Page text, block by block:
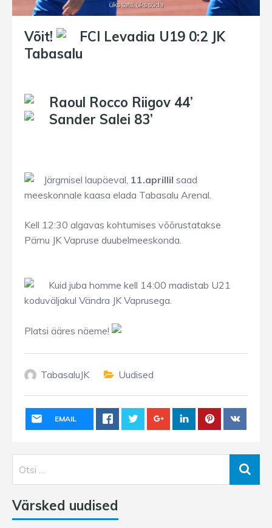
Võit!
FCI Levadia U19 0:2 JK
Tabasalu
Raoul Rocco Riigov 44’
Sander Salei 83’
Järgmisel laupäeval, 11.aprillil saad
meeskonnale kaasa elada Tabasalu Arenal.
Kell 12:30 algavas kohtumises võõrustatakse
Pärnu JK Vapruse duubelmeeskonda.
Kuid juba homme kell 14:00 madistab U21
koduväljakul Vändra JK Vaprusega.
Platsi ääres näeme!
TabasaluJK Uudised
EMAIL
Värsked uudised